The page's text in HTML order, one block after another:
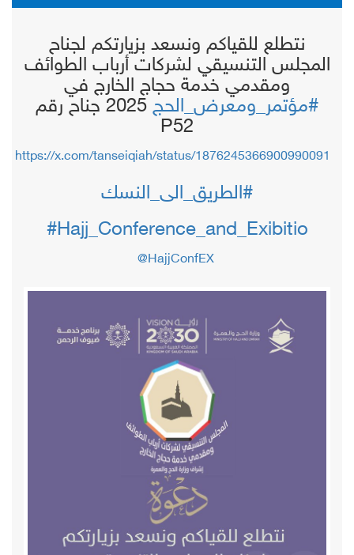
نتطلع للقياكم ونسعد بزيارتكم لجناح
المجلس التنسيقي لشركات أرباب الطوائف
ومقدمي خدمة حجاج الخارج في
#مؤتمر_ومعرض_الحج
2025 جناح رقم
P52
https://x.com/tanseiqiah/status/1876245366900990091
#الطريق_الى_النسك
#Hajj_Conference_and_Exibitio
@HajjConfEX